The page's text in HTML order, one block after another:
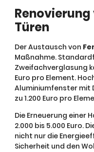
Türen
Der Austausch von
Maßnahme.
Zweifachverglasung
Euro pro Element.
Aluminiumfenster mit
zu 1.200 Euro pro
Die Erneuerung einer
2.000 bis 5.000 Euro.
nicht nur die
Sicherheit und den